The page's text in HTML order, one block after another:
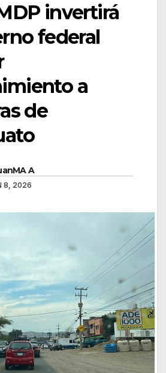
invertirá
federal
a
de
A
8, 2026